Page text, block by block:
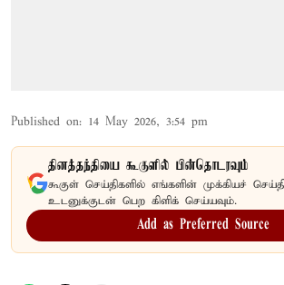
Published on: 14 May 2026, 3:54 pm
தினத்தந்தியை கூகுளில் பின்தொடரவும்
கூகுள் செய்திகளில் எங்களின் முக்கியச்
உடனுக்குடன் பெற கிளிக் செய்யவும்.
Add as Preferred Source